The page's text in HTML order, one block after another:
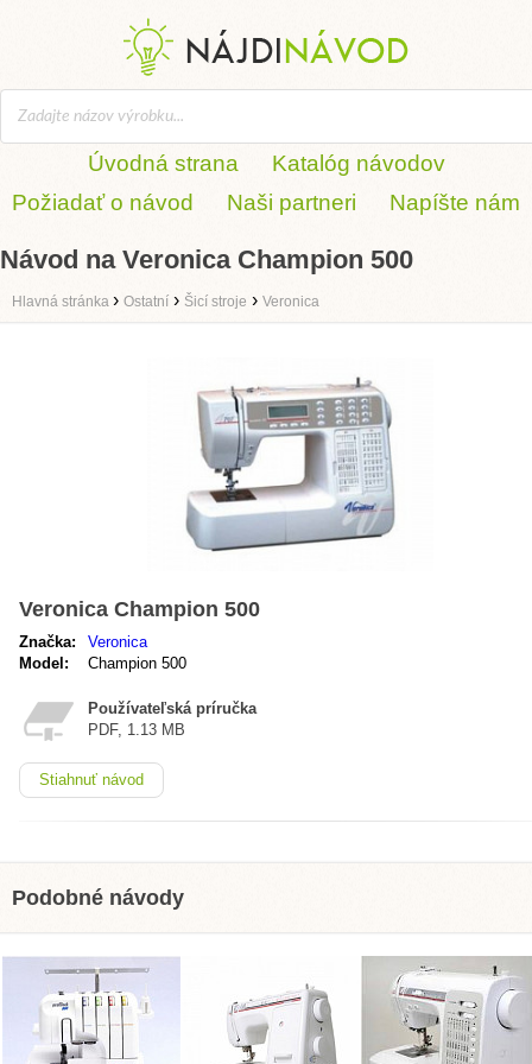
Úvodná strana
Katalóg návodov
Požiadať o návod
Naši partneri Napíšte nám
Návod na Veronica Champion 500
Hlavná stránka › Ostatní › Šicí stroje › Veronica
Veronica Champion 500
Značka:
Veronica
Model:
Champion 500
Používateľská príručka
PDF, 1.13 MB
Stiahnuť návod
Podobné návody